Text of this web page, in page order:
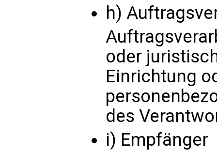
h)
oder
Einrichtung
des
i) Empfänger